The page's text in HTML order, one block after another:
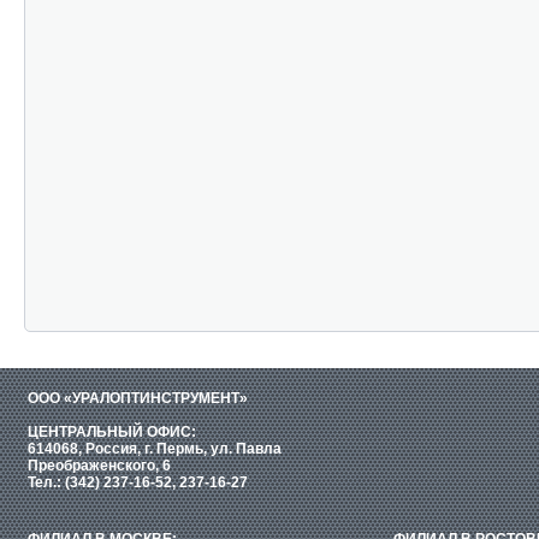
ООО «УРАЛОПТИНСТРУМЕНТ»
ЦЕНТРАЛЬНЫЙ ОФИС:
614068, Россия, г. Пермь, ул. Павла
Преображенского, 6
Тел.: (342) 237-16-52, 237-16-27